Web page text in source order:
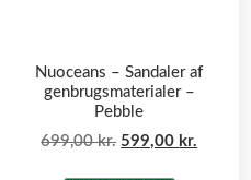
Nuoceans – Sandaler af
genbrugsmaterialer –
Pebble
699,00kr. 599,00 kr.